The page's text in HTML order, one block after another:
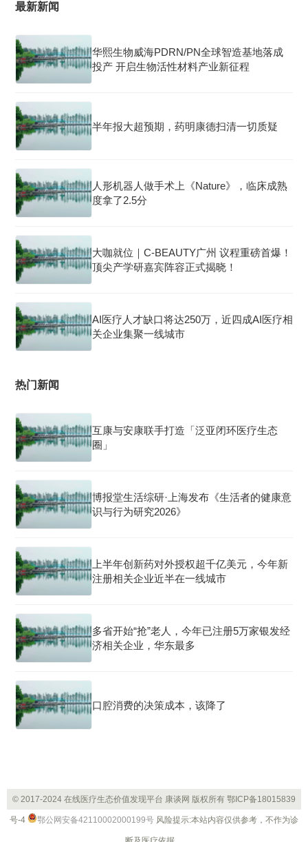
最新新闻
华熙生物威海PDRN/PN全球智造基地落成
投产 开启生物活性材料产业新征程
半年报大超预期，药明康德扫清一切质疑
人形机器人做手术上《Nature》，临床成熟
度拿了2.5分
大咖就位｜C-BEAUTY广州 议程重磅首爆！
顶尖产学研嘉宾阵容正式揭晓！
AI医疗人才缺口将达250万，近四成AI医疗相
关企业集聚一线城市
热门新闻
互康与安康联手打造「泛亚闭环医疗生态
圈」
博报堂生活综研·上海发布《生活者的健康意
识与行为研究2026》
上半年创新药对外授权超千亿美元，今年新
注册相关企业近半在一线城市
多省开始“抢”老人，今年已注册5万家银发经
济相关企业，华东最多
口腔消费的决策成本，该降了
© 2017-2024 在线医疗生态价值发现平台 康谈网 版权所有 鄂ICP备18015839
号-4 鄂公网安备42110002000199号 风险提示:本站内容仅供参考，不作为诊